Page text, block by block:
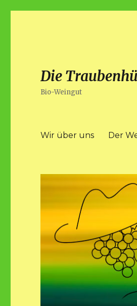
Die
Bio-Weingut
Wir über uns Der